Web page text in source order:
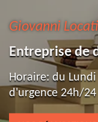
Giovanni
Entreprise de
Horaire: du
d'urgence 24h/